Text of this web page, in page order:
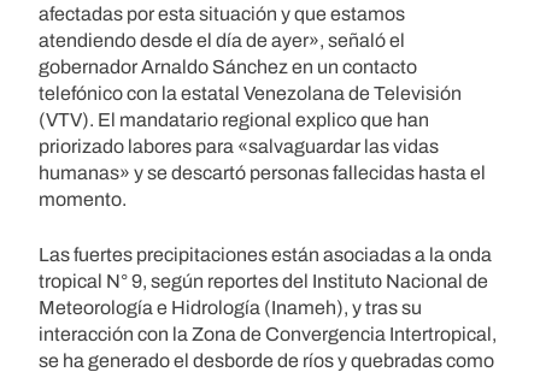
afectadas por esta situación y que estamos
atendiendo desde el día de ayer», señaló el
gobernador Arnaldo Sánchez en un contacto
telefónico con la estatal Venezolana de Televisión
(VTV). El mandatario regional explico que han
priorizado labores para «salvaguardar las vidas
humanas» y se descartó personas fallecidas hasta el
momento.
Las fuertes precipitaciones están asociadas a la onda
tropical N° 9, según reportes del Instituto Nacional de
Meteorología e Hidrología (Inameh), y tras su
interacción con la Zona de Convergencia Intertropical,
se ha generado el desborde de ríos y quebradas como